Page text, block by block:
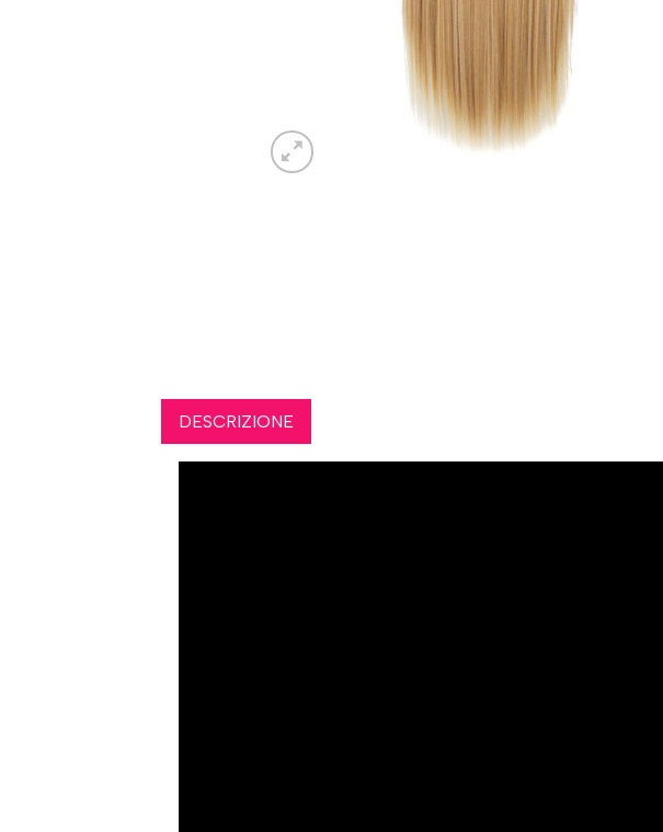
DESCRIZIONE